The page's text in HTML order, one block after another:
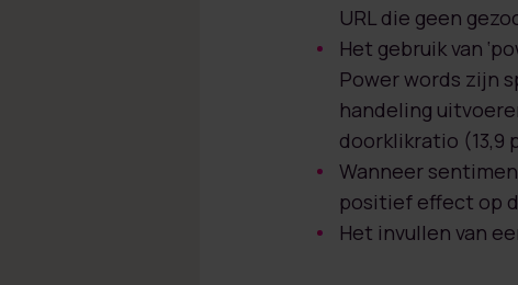
URL die geen
Het gebruik van
Power words zijn
handeling
doorklikratio
Wanneer
positief effect op
Het invullen van